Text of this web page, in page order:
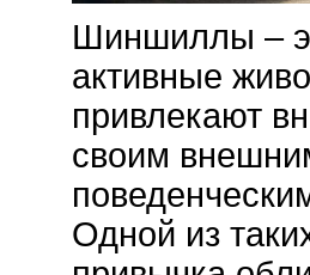
Шиншиллы –
активные
привлекают
своим
Одной из